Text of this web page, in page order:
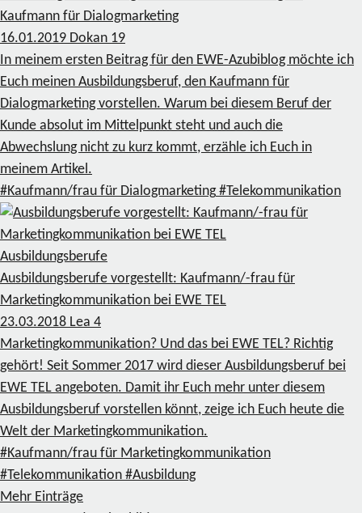
Kaufmann für Dialogmarketing
16.01.2019 Dokan 19
In meinem ersten Beitrag für den EWE-Azubiblog möchte ich
Euch meinen Ausbildungsberuf, den Kaufmann für
Dialogmarketing vorstellen. Warum bei diesem Beruf der
Kunde absolut im Mittelpunkt steht und auch die
Abwechslung nicht zu kurz kommt, erzähle ich Euch in
meinem Artikel.
#Kaufmann/frau für Dialogmarketing #Telekommunikation
Ausbildungsberufe
Ausbildungsberufe vorgestellt: Kaufmann/-frau für
Marketingkommunikation bei EWE TEL
23.03.2018 Lea 4
Marketingkommunikation? Und das bei EWE TEL? Richtig
gehört! Seit Sommer 2017 wird dieser Ausbildungsberuf bei
EWE TEL angeboten. Damit ihr Euch mehr unter diesem
Ausbildungsberuf vorstellen könnt, zeige ich Euch heute die
Welt der Marketingkommunikation.
#Kaufmann/frau für Marketingkommunikation
#Telekommunikation #Ausbildung
Mehr Einträge